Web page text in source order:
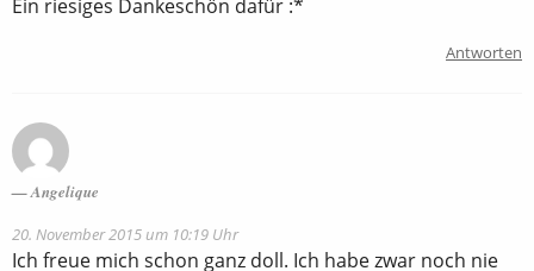
Ein riesiges Dankeschön dafür :*
Antworten
Angelique
20. November 2015 um 10:19 Uhr
Ich freue mich schon ganz doll. Ich habe zwar noch nie